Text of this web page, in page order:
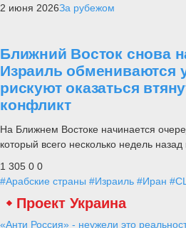
2 июня 2026За рубежом
Ближний Восток снова
Израиль обмениваются
рискуют оказаться
конфликт
На Ближнем Востоке начинается
который всего несколько недель
1 305 0 0
#Арабские страны #Израиль #Иран
Проект Украина
«Анти Россия» - неужели это